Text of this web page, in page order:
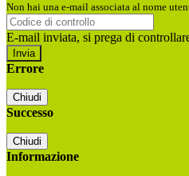
Non hai una e-mail associata al nome
E-mail inviata, si prega di
Errore
Chiudi
Successo
Chiudi
Informazione